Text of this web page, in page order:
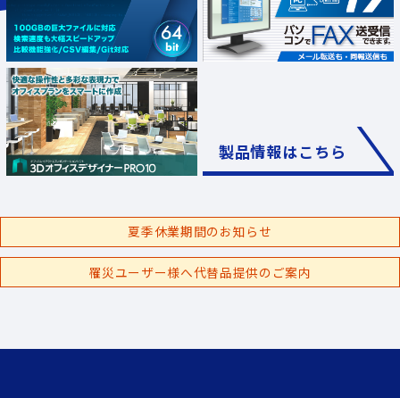
製品情報はこちら
夏季休業期間のお知らせ
罹災ユーザー様へ代替品提供のご案内